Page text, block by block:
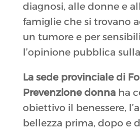
diagnosi, alle donne e
famiglie che si trovano
un tumore e per
l’opinione pubblica
La sede provinciale di
Prevenzione donnaha
obiettivo il benessere,
bellezza prima, dopo e